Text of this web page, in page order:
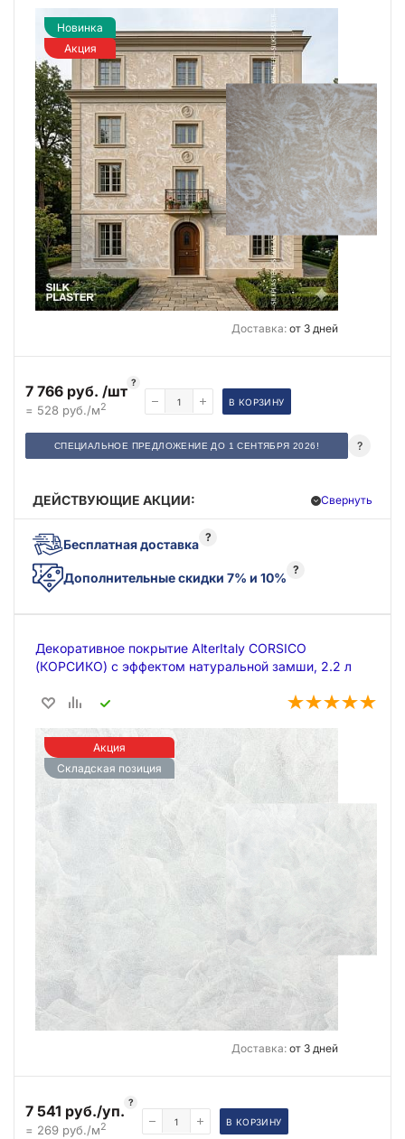
Новинка
Акция
Доставка:от 3 дней
7 766 руб. /шт ?
= 528 руб./м2 В КОРЗИНУ
СПЕЦИАЛЬНОЕ ПРЕДЛОЖЕНИЕ ДО 1 СЕНТЯБРЯ 2026! ?
ДЕЙСТВУЮЩИЕ АКЦИИ: Свернуть
Бесплатная доставка ?
Дополнительные скидки 7% и 10%
?
Декоративное покрытие AlterItaly CORSICO
(КОРСИКО) с эффектом натуральной замши, 2.2 л
Акция
Складская позиция
Доставка:от 3 дней
7 541 руб./уп. ?
= 269 руб./м2 В КОРЗИНУ